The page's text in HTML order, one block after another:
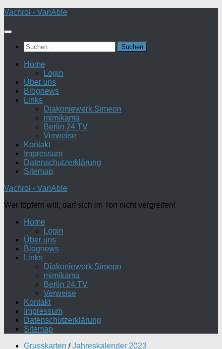
Zum
springen
Vachroi - VariAble
Suchen
nach:
Home
Login
Über uns
Blognews
Links
Diakoniewerk Simeon
mimikama
Berlin 24 TV
Verweise
Kontakt
Impressum
Datenschutzerklärung
Sitemap
Vachroi - VariAble
Wer töpfern will, darf sich im Ton nicht vergreifen!
Home
Login
Über uns
Blognews
Links
Diakoniewerk Simeon
mimikama
Berlin 24 TV
Verweise
Kontakt
Impressum
Datenschutzerklärung
Sitemap
Grusskarten / Jahreskalender 2023